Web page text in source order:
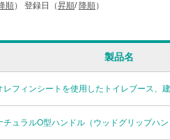
順） 登録日（昇順/ 降順）
製品名
レフィンシートを使用したトイレブース、
チュラルO型ハンドル（ウッドグリップハ